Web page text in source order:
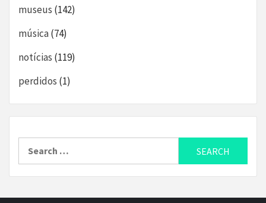
museus (142)
música(74)
notícias (119)
perdidos (1)